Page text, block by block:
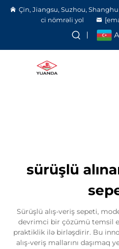
Çin, Jiangsu, Suzhou,
ci nömrəli yol
sürüşlü
Sürüşlü alış-veriş sepeti,
devrimci bir çözümü temsil
praktiklik ilə birləşdirir. Bu
alış-veriş mallarını daşımaq